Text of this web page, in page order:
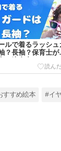
ルで着るラッシュ
？長袖？保育士が
と注意点
すすめ絵本 #イ